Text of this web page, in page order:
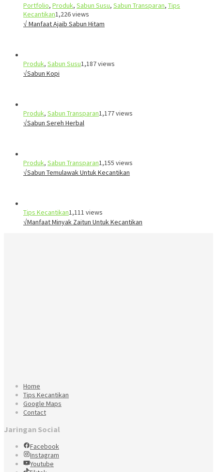
Portfolio, Produk, Sabun Susu, Sabun Transparan, Tips
Kecantikan1,226 views
√ Manfaat Ajaib Sabun Hitam
Produk, Sabun Susu1,187 views
√Sabun Kopi
Produk, Sabun Transparan1,177 views
√Sabun Sereh Herbal
Produk, Sabun Transparan1,155 views
√Sabun Temulawak Untuk Kecantikan
Tips Kecantikan1,111 views
√Manfaat Minyak Zaitun Untuk Kecantikan
Home
Tips Kecantikan
Google Maps
Contact
Jaringan Social
Facebook
Instagram
Youtube